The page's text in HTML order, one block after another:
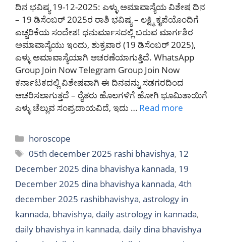
ದಿನ ಭವಿಷ್ಯ 19-12-2025: ಎಳ್ಳು ಅಮಾವಾಸ್ಯೆಯ ವಿಶೇಷ ದಿನ
– 19 ಡಿಸೆಂಬರ್ 2025ರ ರಾಶಿ ಭವಿಷ್ಯ – ಲಕ್ಷ್ಮಿ ಕೃಪೆಯೊಂದಿಗೆ
ಎಚ್ಚರಿಕೆಯ ಸಂದೇಶ! ಧನುರ್ಮಾಸದಲ್ಲಿ ಬರುವ ಮಾರ್ಗಶಿರ
ಅಮಾವಾಸ್ಯೆಯು ಇಂದು, ಶುಕ್ರವಾರ (19 ಡಿಸೆಂಬರ್ 2025),
ಎಳ್ಳು ಅಮಾವಾಸ್ಯೆಯಾಗಿ ಆಚರಣೆಯಾಗುತ್ತಿದೆ. WhatsApp
Group Join Now Telegram Group Join Now
ಕರ್ನಾಟಕದಲ್ಲಿ ವಿಶೇಷವಾಗಿ ಈ ದಿನವನ್ನು ಸಡಗರದಿಂದ
ಆಚರಿಸಲಾಗುತ್ತದೆ – ರೈತರು ಹೊಲಗಳಿಗೆ ಹೋಗಿ ಭೂಮಿತಾಯಿಗೆ
ಎಳ್ಳು ಚೆಲ್ಲುವ ಸಂಪ್ರದಾಯವಿದೆ, ಇದು … Read more
Categories
horoscope
Tags
05th december 2025 rashi bhavishya, 12
December 2025 dina bhavishya kannada, 19
December 2025 dina bhavishya kannada, 4th
december 2025 rashibhavishya, astrology in
kannada, bhavishya, daily astrology in kannada,
daily bhavishya in kannada, daily dina bhavishya